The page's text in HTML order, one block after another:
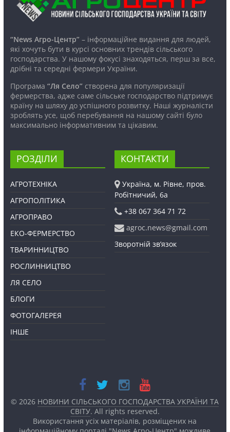
“News Агро-Центр”– інформаційне видання для людей,
які хочуть бути в курсі основних трендів сільського
господарства. У нашому фокусі знаходяться, перш за все,
дрібні та середні фермери України.
Програма “Ля Село”створена для популяризації
фермерства, адже саме сільське господарство підтримує
країну на шляху до успішного розвитку. Наші журналісти
зроблять усе, щоб перебування на нашому сайті було
максимально інформативним та цікавим.
РОЗДІЛИ
АГРОТЕХНІКА
АГРОПОЛІТИКА
АГРОПРАВО
ЕКО-ФЕРМЕРСТВО
ТВАРИННИЦТВО
РОСЛИННИЦТВО
ЛЯ СЕЛО
БЛОГИ
ФОТОГАЛЕРЕЯ
ІНШЕ
КОНТАКТИ
Україна, м. Рівне, пров.
Робітничий, 6а
+38 067 364 71 72
agroc.news@gmail.com
Зворотній зв’язок
© 2026 НОВИНИ СІЛЬСЬКОГО ГОСПОДАРСТВА УКРАЇНИ ТА
СВІТУ. All rights reserved.
Використання усіх матеріалів, розміщених на